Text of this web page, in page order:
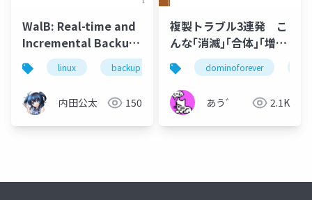
WalB: Real-time and
Incremental Backup
System for Block
Devices
linux backup driver cybozu
内田公太 150
複製トラブル3連発 こ
んな｢消滅｣｢合体｣｢増
殖｣ ありました
dominoforever
あう゛ 2.1K